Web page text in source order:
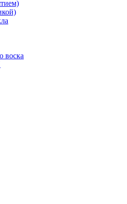
воска